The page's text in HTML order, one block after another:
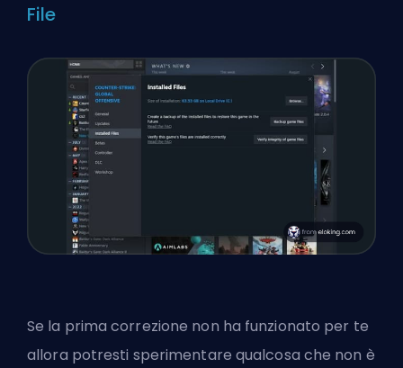
File
Se la prima correzione non ha funzionato per te
allora potresti sperimentare qualcosa che non è